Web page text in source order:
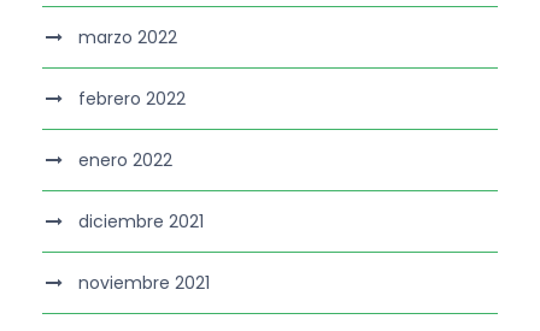
marzo 2022
febrero 2022
enero 2022
diciembre 2021
noviembre 2021